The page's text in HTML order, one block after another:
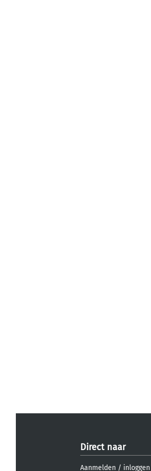
Direct naar
Aanmelden / inloggen